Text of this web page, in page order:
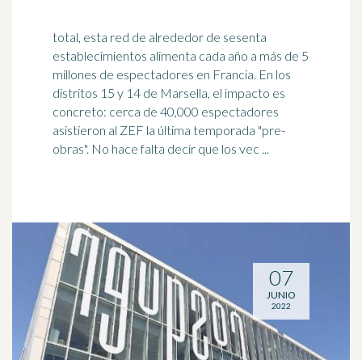
total, esta red de alrededor de sesenta
establecimientos alimenta cada año a más de 5
millones de espectadores en Francia. En los
distritos 15 y 14 de Marsella, el impacto es
concreto: cerca de 40,000 espectadores
asistieron al ZEF la última temporada "pre-
obras". No hace falta decir que los vec ...
07
JUNIO
2022